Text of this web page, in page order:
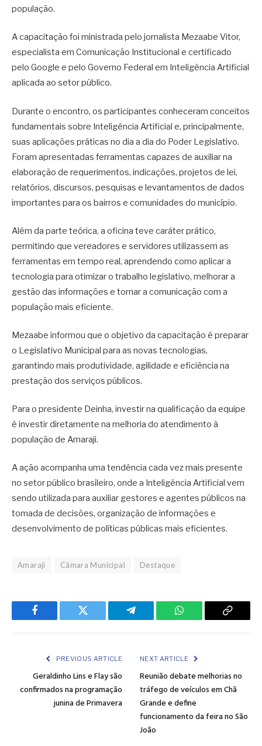
população.
A capacitação foi ministrada pelo jornalista Mezaabe Vitor,
especialista em Comunicação Institucional e certificado
pelo Google e pelo Governo Federal em Inteligência Artificial
aplicada ao setor público.
Durante o encontro, os participantes conheceram conceitos
fundamentais sobre Inteligência Artificial e, principalmente,
suas aplicações práticas no dia a dia do Poder Legislativo.
Foram apresentadas ferramentas capazes de auxiliar na
elaboração de requerimentos, indicações, projetos de lei,
relatórios, discursos, pesquisas e levantamentos de dados
importantes para os bairros e comunidades do município.
Além da parte teórica, a oficina teve caráter prático,
permitindo que vereadores e servidores utilizassem as
ferramentas em tempo real, aprendendo como aplicar a
tecnologia para otimizar o trabalho legislativo, melhorar a
gestão das informações e tornar a comunicação com a
população mais eficiente.
Mezaabe informou que o objetivo da capacitação é preparar
o Legislativo Municipal para as novas tecnologias,
garantindo mais produtividade, agilidade e eficiência na
prestação dos serviços públicos.
Para o presidente Deinha, investir na qualificação da equipe
é investir diretamente na melhoria do atendimento à
população de Amaraji.
A ação acompanha uma tendência cada vez mais presente
no setor público brasileiro, onde a Inteligência Artificial vem
sendo utilizada para auxiliar gestores e agentes públicos na
tomada de decisões, organização de informações e
desenvolvimento de políticas públicas mais eficientes.
Amaraji Câmara Municipal Destaque
Facebook Twitter Telegram WhatsApp Copy
PREVIOUS ARTICLE
Geraldinho Lins e Flay são
confirmados na programação
junina de Primavera
NEXT ARTICLE
Reunião debate melhorias no
tráfego de veículos em Chã
Grande e define
funcionamento da feira no São
João